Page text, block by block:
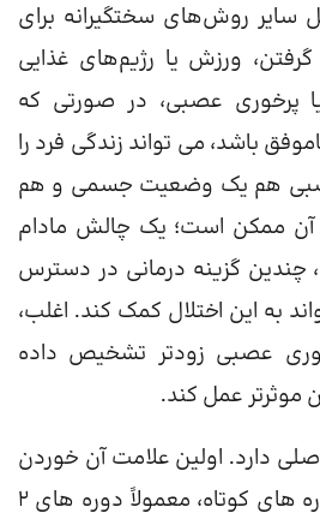
سایر روش‌های سختگیرانه برای
ورزش یا رژیم‌های غذایی
پرخوری عصبی، در صورتی که
باشد، می تواند زندگی فرد را
هم یک وضعیت جسمی و هم
آن ممکن است؛ یک چالش مادام
چندین گزینه درمانی در دسترس
به این اختلال کمک کند. اغلب،
عصبی زودتر تشخیص داده
عمل کند.
دارد. اولین علامت آن خوردن
منظم غذای زیاد در دوره های کوتاه، معمولاً دوره های 2